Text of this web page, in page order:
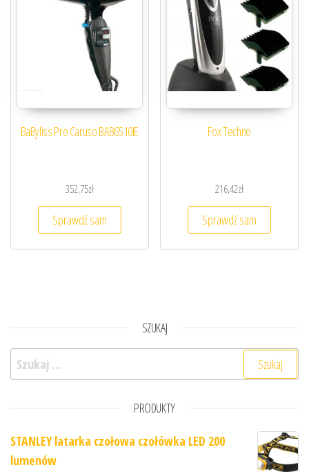
BaByliss Pro Caruso BAB6510IE
352,75zł
Sprawdź sam
Fox Techno
216,42zł
Sprawdź sam
SZUKAJ
Szukaj:
PRODUKTY
STANLEY latarka czołowa czołówka LED 200
lumenów